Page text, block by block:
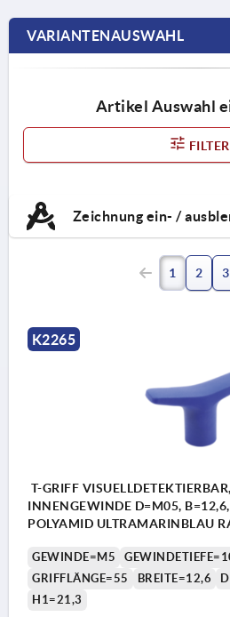
VARIANTENAUSWAHL
Artikel Auswahl
FILTER
Zeichnung ein- /
1 2 3
K2265
T-GRIFF
INNENGEWINDE D=M05,
POLYAMID ULTRAMARINBLAU
GEWINDE=M5
GRIFFLÄNGE=55
BREITE=12,6
H1=21,3